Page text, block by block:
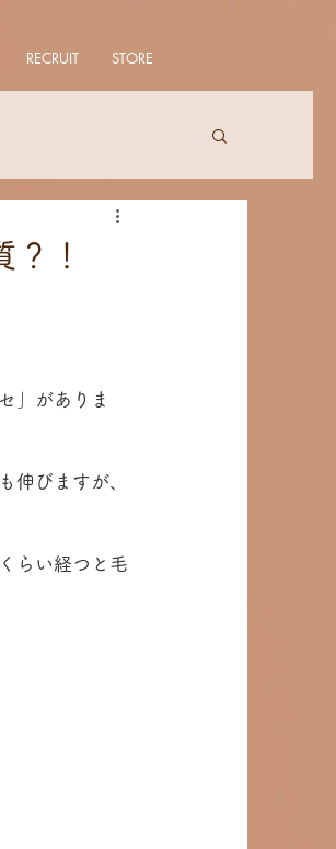
RECRUIT STORE
！
」がありま
伸びますが、
らい経つと毛